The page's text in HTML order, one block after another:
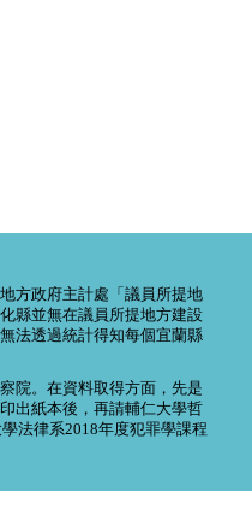
地方政府主計處「議員所提地
縣並無在議員所提地方建設
法透過統計得知每個宜蘭縣
院。在資料取得方面，先是
出紙本後，再請輔仁大學哲
法律系2018年度犯罪學課程